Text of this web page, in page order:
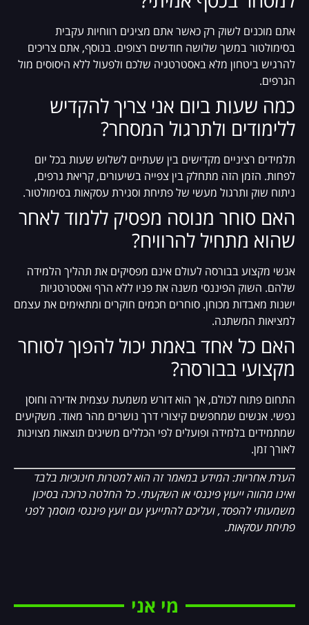
אתם מוכנים לשוק רק כאשר אתם מציגים רווחיות עקבית
בסימולטור במשך שלושה חודשים רצופים. בנוסף, אתם צריכים
להרגיש ביטחון מלא באסטרטגיה שלכם ולפעול ללא היסוסים מול
הגרפים.
כמה שעות ביום אני צריך להקדיש
ללימודים ולתרגול המסחר?
תלמידים רציניים מקדישים בין שעתיים לשלוש שעות בכל יום
לפחות. הזמן הזה מתחלק בין צפייה בשיעורים, קריאת גרפים,
ניתוח שוק ותרגול מעשי של פתיחת וסגירת עסקאות בסימולטור.
האם סוחר מנוסה מפסיק ללמוד לאחר
שהוא מתחיל להרוויח?
אנשי מקצוע בבורסה לעולם אינם מפסיקים את תהליך הלמידה
שלהם. השוק הפיננסי משנה את פניו ללא הרף ואסטרטגיות
ישנות מאבדות מכוחן. סוחרים חכמים חוקרים ומתאימים את עצמם
למציאות המשתנה.
האם כל אחד באמת יכול להפוך לסוחר
מקצועי בבורסה?
התחום פתוח לכולם, אך הוא דורש משמעת עצמית אדירה וחוסן
נפשי. אנשים שמחפשים קיצורי דרך נושרים מהר מאוד. משקיעים
שמתמידים בלמידה ופועלים לפי הכללים משיגים תוצאות מצוינות
לאורך זמן.
הערת אחריות: המידע במאמר זה הוא למטרות חינוכיות בלבד
ואינו מהווה ייעוץ פיננסי או השקעתי. כל החלטה כרוכה בסיכון
משמעותי להפסד, ועליכם להתייעץ עם יועץ פיננסי מוסמך לפני
פתיחת עסקאות.
מי אני